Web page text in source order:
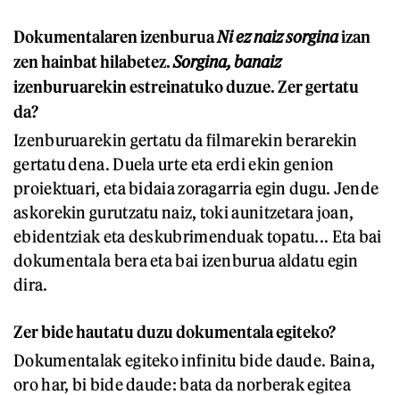
Dokumentalaren izenburuaNi ez naiz sorginaizan
zen hainbat hilabetez.Sorgina, banaiz
izenburuarekin estreinatuko duzue. Zer gertatu
da?
Izenburuarekin gertatu da filmarekin berarekin
gertatu dena. Duela urte eta erdi ekin genion
proiektuari, eta bidaia zoragarria egin dugu. Jende
askorekin gurutzatu naiz, toki aunitzetara joan,
ebidentziak eta deskubrimenduak topatu... Eta bai
dokumentala bera eta bai izenburua aldatu egin
dira.
Zer bide hautatu duzu dokumentala egiteko?
Dokumentalak egiteko infinitu bide daude. Baina,
oro har, bi bide daude: bata da norberak egitea